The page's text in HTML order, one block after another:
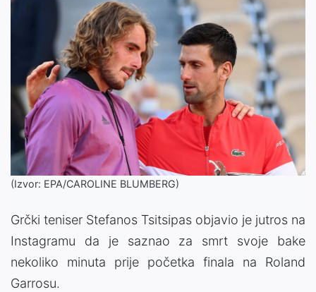
(Izvor: EPA/CAROLINE BLUMBERG)
Grčki teniser Stefanos Tsitsipas objavio je jutros na
Instagramu da je saznao za smrt svoje bake
nekoliko minuta prije početka finala na Roland
Garrosu.